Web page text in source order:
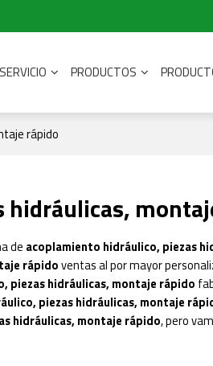
PRODUCTOS
rápido
de acoplamiento hidráulico, piezas
rápidoventas al por mayor
piezas hidráulicas, montaje rápido
piezas hidráulicas, montaje
hidráulicas, montaje rápido, pero